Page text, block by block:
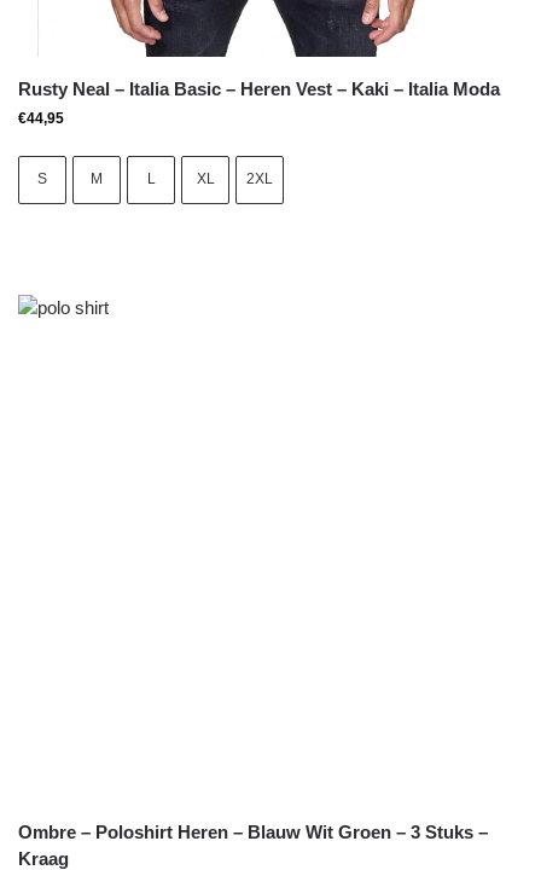
Rusty Neal – Italia Basic – Heren Vest – Kaki – Italia Moda
€44,95
S M L XL 2XL
Ombre – Poloshirt Heren – Blauw Wit Groen – 3 Stuks –
Kraag